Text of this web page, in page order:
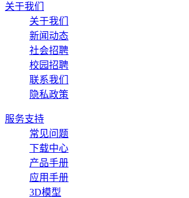
关于我们
关于我们
新闻动态
社会招聘
校园招聘
联系我们
隐私政策
服务支持
常见问题
下载中心
产品手册
应用手册
3D模型